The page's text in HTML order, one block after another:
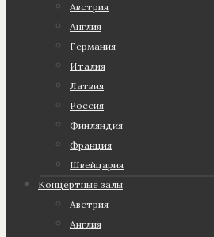
Австрия
Англия
Германия
Италия
Латвия
Россия
Финляндия
Франция
Швейцария
Концертные залы
Австрия
Англия